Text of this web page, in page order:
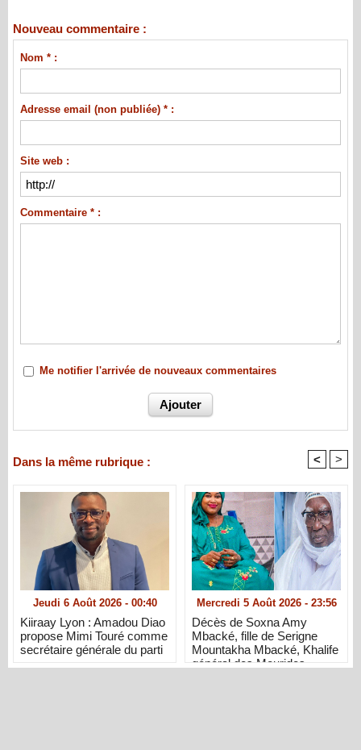
Nouveau commentaire :
Nom * :
Adresse email (non publiée) * :
Site web :
Commentaire * :
Me notifier l'arrivée de nouveaux commentaires
Dans la même rubrique : < >
Jeudi 6 Août 2026 - 00:40
Kiiraay Lyon : Amadou Diao
propose Mimi Touré comme
secrétaire générale du parti
Mercredi 5 Août 2026 - 23:56
Décès de Soxna Amy
Mbacké, fille de Serigne
Mountakha Mbacké, Khalife
général des Mourides